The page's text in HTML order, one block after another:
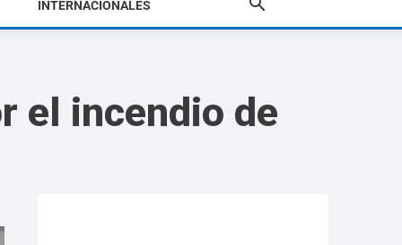
INTERNACIONALES
el incendio de